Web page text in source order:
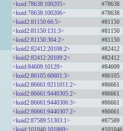
<kuid:78638:100205>
#78638
<kuid:78638:100206>
#78638
<kuid2:81150:66:5>
#81150
<kuid2:81150:131:3>
#81150
<kuid2:81150:304:2>
#81150
<kuid2:82412:20108:2>
#82412
<kuid2:82412:20109:2>
#82412
<kuid:84609:10129>
#84609
<kuid2:86105:60601:3>
#86105
<kuid2:86661:9211011:2>
#86661
<kuid2:86661:9440305:2>
#86661
<kuid2:86661:9440306:3>
#86661
<kuid2:86661:9440307:2>
#86661
<kuid2:87589:51303:1>
#87589
<kuid:101046:101869>
#101046